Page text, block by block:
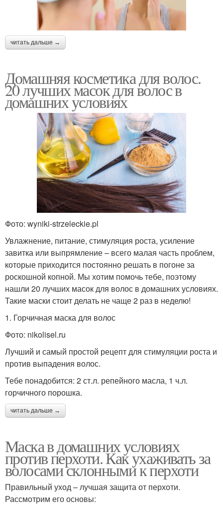
читать дальше →
Домашняя косметика для волос.
20 лучших масок для волос в
домашних условиях
Фото: wyniki-strzeleckie.pl
Увлажнение, питание, стимуляция роста, усиление
завитка или выпрямление – всего малая часть проблем,
которые приходится постоянно решать в погоне за
роскошной копной. Мы хотим помочь тебе, поэтому
нашли 20 лучших масок для волос в домашних условиях.
Такие маски стоит делать не чаще 2 раз в неделю!
1. Горчичная маска для волос
Фото: nikolisel.ru
Лучший и самый простой рецепт для стимуляции роста и
против выпадения волос.
Тебе понадобится: 2 ст.л. репейного масла, 1 ч.л.
горчичного порошка.
читать дальше →
Маска в домашних условиях
против перхоти. Как ухаживать за
волосами склонными к перхоти
Правильный уход – лучшая защита от перхоти.
Рассмотрим его основы: